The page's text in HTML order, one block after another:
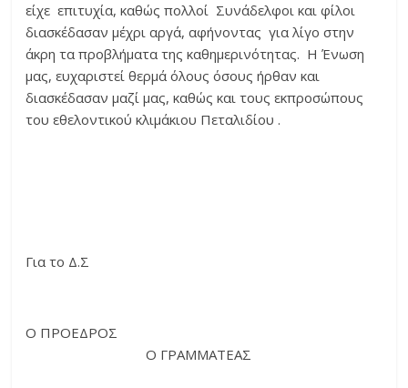
είχε επιτυχία, καθώς πολλοί Συνάδελφοι και φίλοι
διασκέδασαν μέχρι αργά, αφήνοντας για λίγο στην
άκρη τα προβλήματα της καθημερινότητας. Η Ένωση
μας, ευχαριστεί θερμά όλους όσους ήρθαν και
διασκέδασαν μαζί μας, καθώς και τους εκπροσώπους
του εθελοντικού κλιμάκιου Πεταλιδίου .
Για το Δ.Σ
Ο ΠΡΟΕΔΡΟΣ
Ο ΓΡΑΜΜΑΤΕΑΣ